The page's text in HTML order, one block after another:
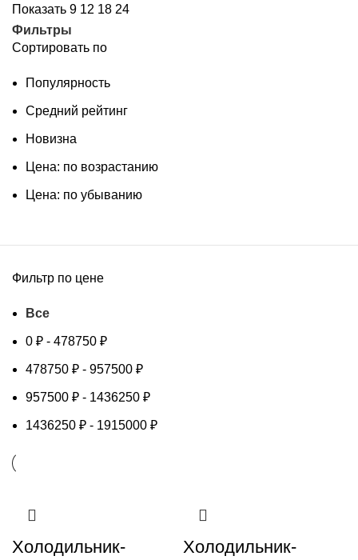
Показать 9 12 18 24
Фильтры
Сортировать по
Популярность
Средний рейтинг
Новизна
Цена: по возрастанию
Цена: по убыванию
Фильтр по цене
Все
0 ₽ - 478750 ₽
478750 ₽ - 957500 ₽
957500 ₽ - 1436250 ₽
1436250 ₽ - 1915000 ₽
Холодильник-
Холодильник-